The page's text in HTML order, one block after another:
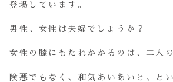
登場しています。
男性、女性は夫婦でしょうか？
女性の膝にもたれかかるのは、二人
険悪でもなく、和気あいあいと、と